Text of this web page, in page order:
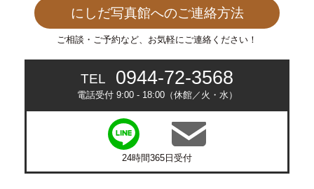
にしだ写真館へのご連絡方法
ご相談・ご予約など、お気軽にご連絡ください！
TEL 0944-72-3568
電話受付 9:00 - 18:00（休館／火・水）
24時間365日受付